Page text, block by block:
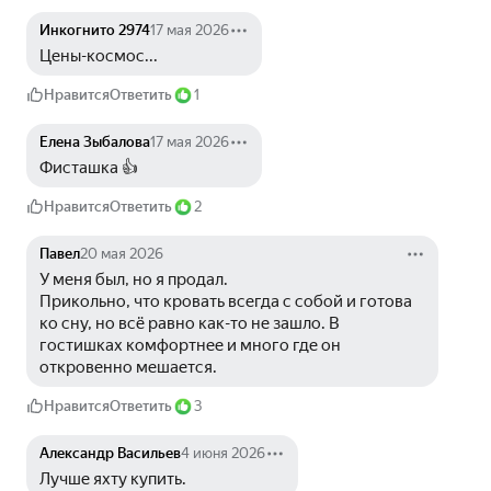
Инкогнито 297417 мая 2026
Цены-космос...
НравитсяОтветить 1
Елена Зыбалова17 мая 2026
Фисташка 👍
НравитсяОтветить 2
Павел20 мая 2026
У меня был, но я продал.
Прикольно, что кровать всегда с собой и готова
ко сну, но всё равно как-то не зашло. В
гостишках комфортнее и много где он
откровенно мешается.
НравитсяОтветить 3
Александр Васильев4 июня 2026
Лучше яхту купить.